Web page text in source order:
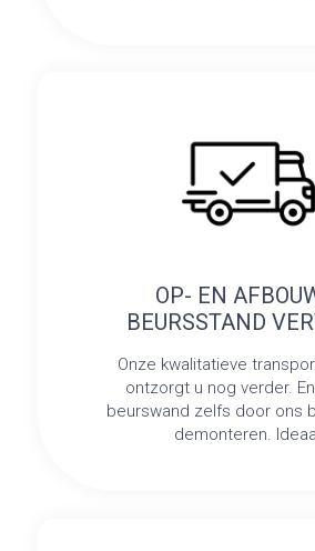
OP- EN
BEURSSTAND
Onze kwalitatieve
ontzorgt u nog verder.
beurswand zelfs door ons
demonteren.